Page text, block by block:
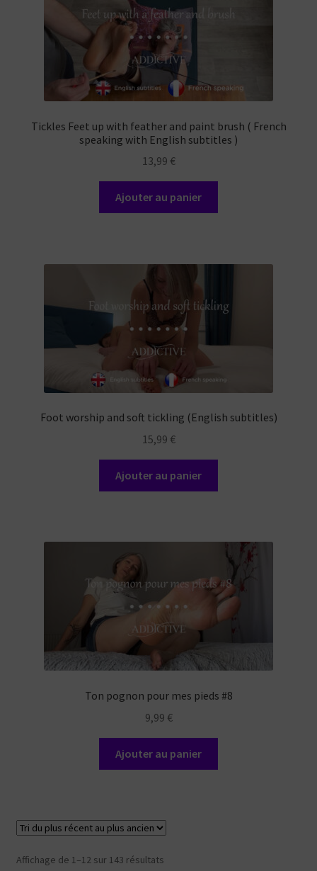
Tickles Feet up with feather and paint brush ( French
speaking with English subtitles )
13,99 €
Ajouter au panier
Foot worship and soft tickling (English subtitles)
15,99 €
Ajouter au panier
Ton pognon pour mes pieds #8
9,99 €
Ajouter au panier
Affichage de 1–12 sur 143 résultatsTrié